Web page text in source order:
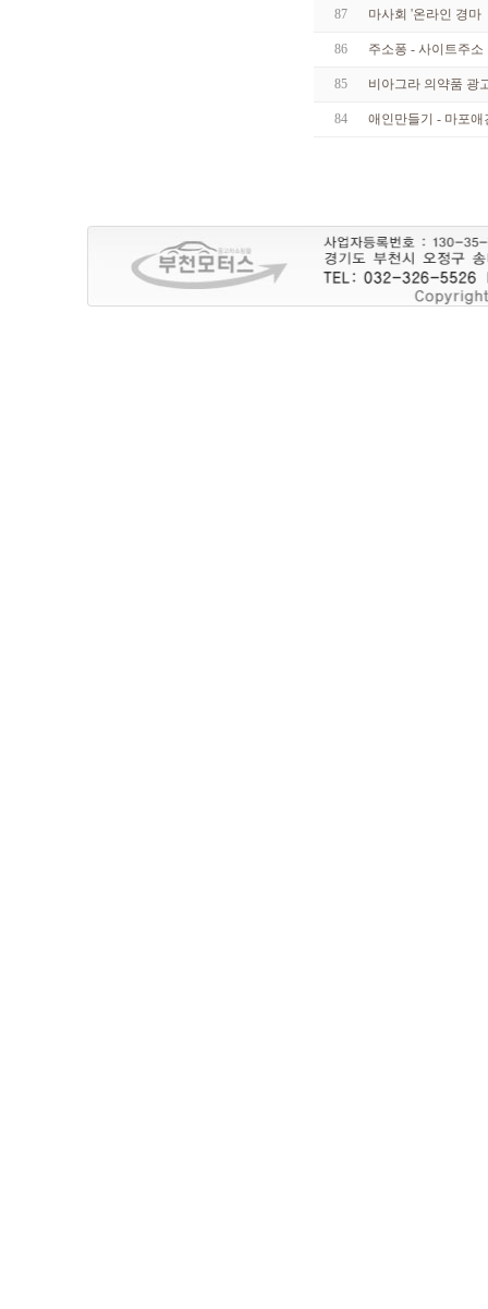
87 마사회 '온라인 경마
86 주소퐁 - 사이트주
85 비아그라 의약품 광
84 애인만들기 - 마­포­애­